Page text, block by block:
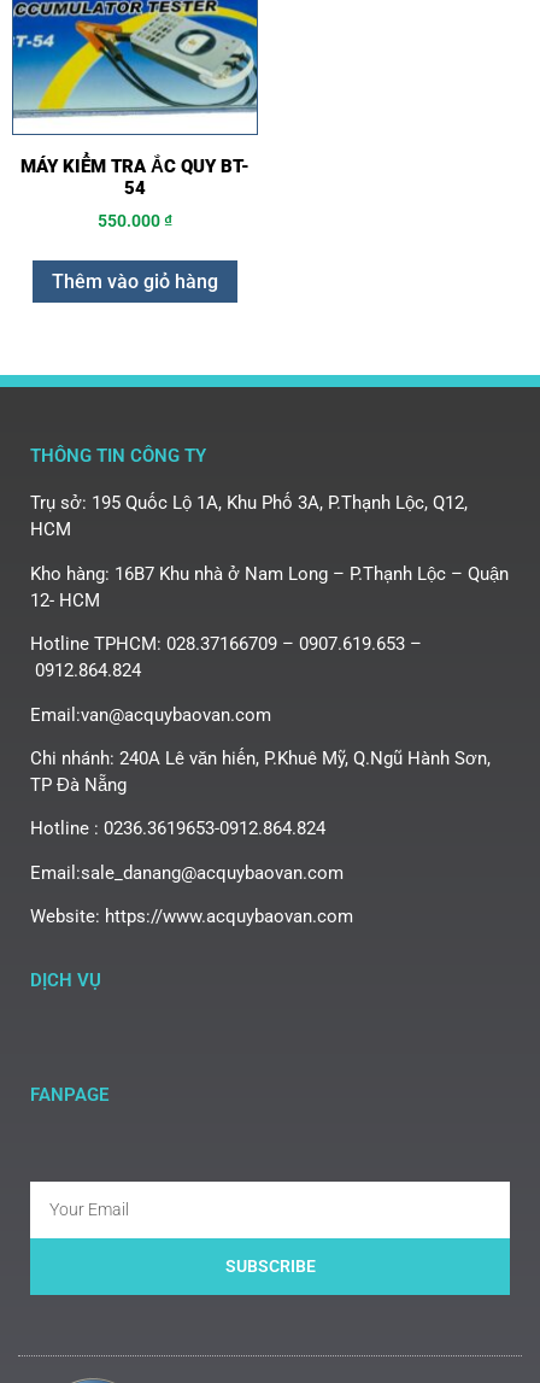
MÁY KIỂM TRA ẮC QUY BT-
54
550.000₫
Thêm vào giỏ hàng
THÔNG TIN CÔNG TY
Trụ sở: 195 Quốc Lộ 1A, Khu Phố 3A, P.Thạnh Lộc, Q12,
HCM
Kho hàng: 16B7 Khu nhà ở Nam Long – P.Thạnh Lộc – Quận
12- HCM
Hotline TPHCM: 028.37166709 – 0907.619.653 –
0912.864.824
Email:van@acquybaovan.com
Chi nhánh: 240A Lê văn hiến, P.Khuê Mỹ, Q.Ngũ Hành Sơn,
TP Đà Nẵng
Hotline : 0236.3619653-0912.864.824
Email:sale_danang@acquybaovan.com
Website: https://www.acquybaovan.com
DỊCH VỤ
FANPAGE
SUBSCRIBE